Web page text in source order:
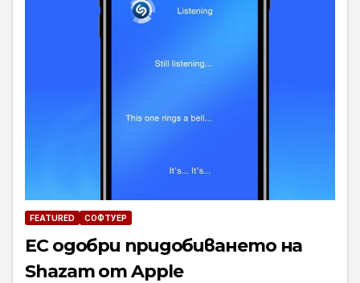
FEATURED СОФТУЕР
ЕС одобри придобиването на
Shazam от Apple